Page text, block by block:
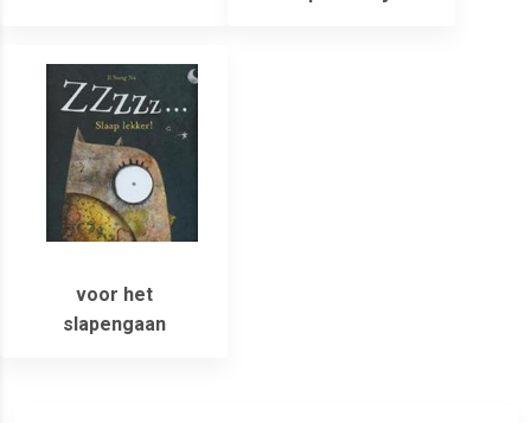
voor het
slapengaan